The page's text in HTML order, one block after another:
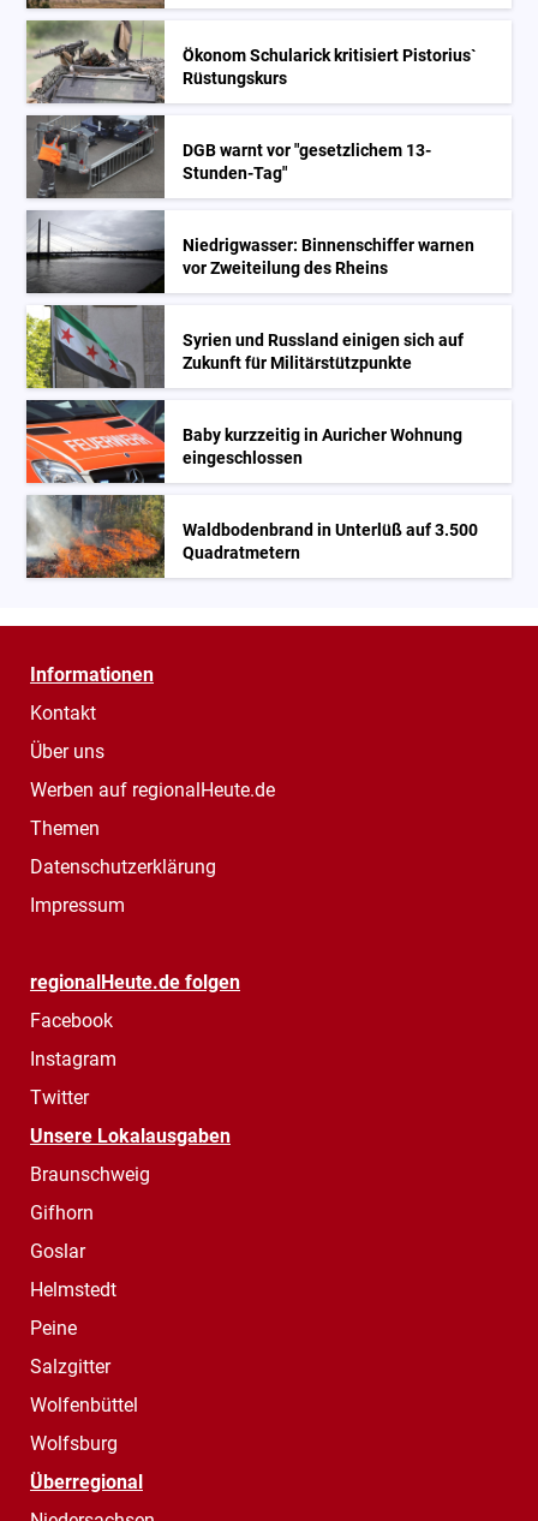
Ökonom Schularick kritisiert Pistorius`
Rüstungskurs
DGB warnt vor "gesetzlichem 13-
Stunden-Tag"
Niedrigwasser: Binnenschiffer warnen
vor Zweiteilung des Rheins
Syrien und Russland einigen sich auf
Zukunft für Militärstützpunkte
Baby kurzzeitig in Auricher Wohnung
eingeschlossen
Waldbodenbrand in Unterlüß auf 3.500
Quadratmetern
Informationen
Kontakt
Über uns
Werben auf regionalHeute.de
Themen
Datenschutzerklärung
Impressum
regionalHeute.de folgen
Facebook
Instagram
Twitter
Unsere Lokalausgaben
Braunschweig
Gifhorn
Goslar
Helmstedt
Peine
Salzgitter
Wolfenbüttel
Wolfsburg
Überregional